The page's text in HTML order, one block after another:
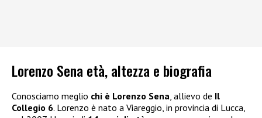
Lorenzo Sena età, altezza e biografia
Conosciamo meglio chi è Lorenzo Sena, allievo de Il
Collegio 6. Lorenzo è nato a Viareggio, in provincia di Lucca,